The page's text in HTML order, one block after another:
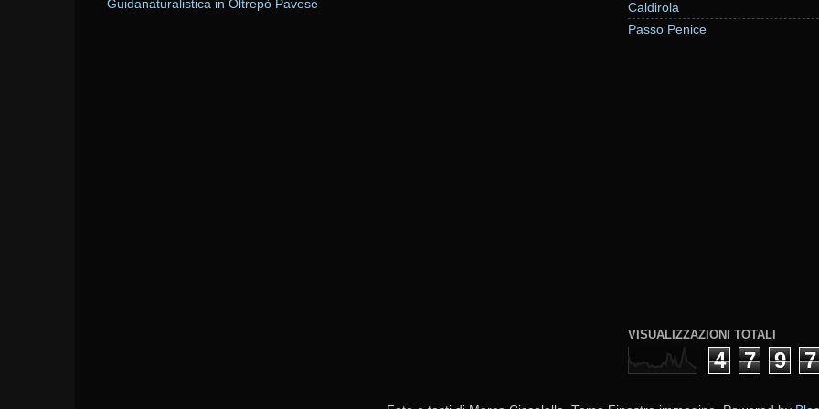
Guidanaturalistica in Oltrepò Pavese
Caldirola
Passo Penice
VISUALIZZAZIONI TOTALI
4 7 9 7